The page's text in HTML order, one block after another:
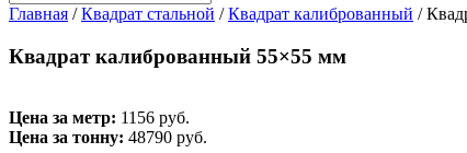
Главная /Квадрат стальной /Квадрат калиброванный /
Квадрат калиброванный 55×55 мм
Цена за метр: 1156 руб.
Цена за тонну: 48790 руб.